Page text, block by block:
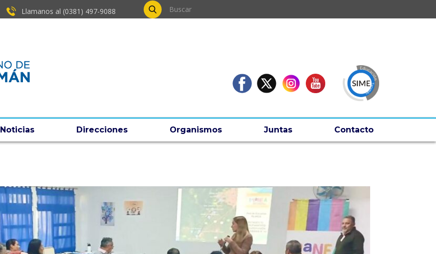
Llamanos al (0381) ​497-9088
Noticias Direcciones Organismos Juntas Contacto